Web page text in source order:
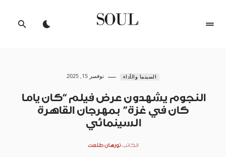
السينما والأداء نوفمبر 15, 2025
النجوم يشهدون عرض فيلم “كان ياما
كان في غزة” بمهرجان القاهرة
السينمائي
الكاتب نورهان طلعت